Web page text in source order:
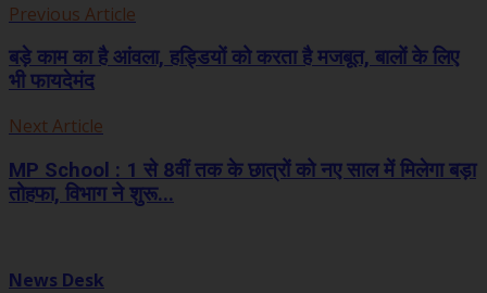
Previous Article
बड़े काम का है आंवला, हड्डियों को करता है मजबूत, बालों के लिए
भी फायदेमंद
Next Article
MP School : 1 से 8वीं तक के छात्रों को नए साल में मिलेगा बड़ा
तोहफा, विभाग ने शुरू...
News Desk